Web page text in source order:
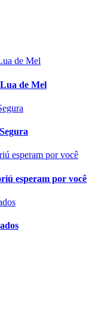
de Mel
esperam por você